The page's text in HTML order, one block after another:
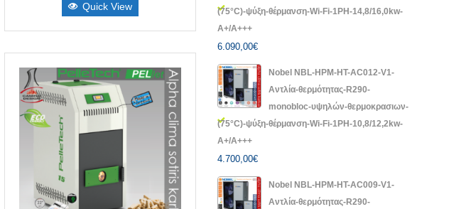
Quick View
(75°C)-ψύξη-θέρμανση-Wi-Fi-1PH-14,8/16,0kw-
A+/A+++
6.090,00€
Nobel NBL-HPM-HT-AC012-V1-
Αντλία-θερμότητας-R290-
monobloc-υψηλών-θερμοκρασιων-
(75°C)-ψύξη-θέρμανση-Wi-Fi-1PH-10,8/12,2kw-
A+/A+++
4.700,00€
Nobel NBL-HPM-HT-AC009-V1-
Αντλία-θερμότητας-R290-